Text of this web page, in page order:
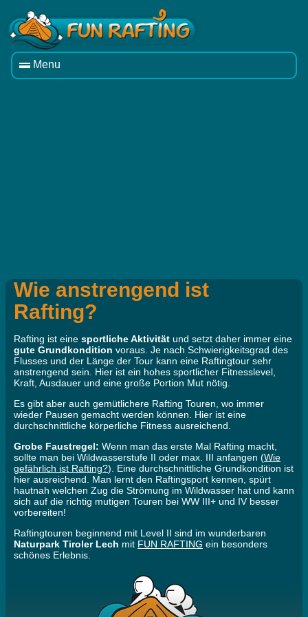
Menu
Wie anstrengend ist
Rafting?
Rafting ist eine sportliche Aktivität und setzt daher immer eine
gute Grundkondition voraus. Je nach Schwierigkeitsgrad des
Flusses und der Länge der Tour kann eine Raftingtour sehr
anstrengend sein. Hier ist ein hohes sportlicher Fitnesslevel,
Kraft, Ausdauer und eine große Portion Mut nötig.
Es gibt aber auch gemütlichere Rafting Touren, wo immer
wieder Pausen gemacht werden können. Hier ist eine
durchschnittliche körperliche Fitness ausreichend.
Grobe Faustregel: Wenn man das erste Mal Rafting macht,
sollte man bei Wildwasserstufe II oder max. III anfangen (Wie
gefährlich ist Rafting?). Eine durchschnittliche Grundkondition ist
hier ausreichend. Man lernt den Raftingsport kennen, spürt
hautnah welchen Zug die Strömung im Wildwasser hat und kann
sich auf die richtig mutigen Touren bei WW III+ und IV besser
vorbereiten!
Raftingtouren beginnend mit Level II sind im wunderbaren
Naturpark Tiroler Lech mit FUN RAFTING ein besonders
schönes Erlebnis.